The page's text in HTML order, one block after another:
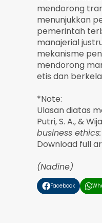
mendorong
menunjukkan
pemerintah
manajerial
mekanisme
mendorong
etis dan
*Note:
Ulasan diatas
Putri, S. A., &
business
Download full
(Nadine)
❮
Facebook